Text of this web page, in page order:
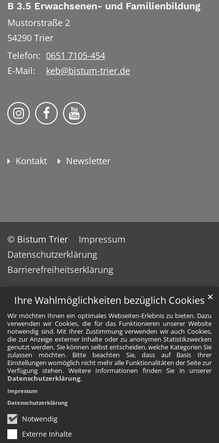
Ihre Wahlmöglichkeiten bezüglich Cookies
Wir möchten Ihnen ein optimales Webseiten-Erlebnis zu bieten. Dazu
verwenden wir Cookies, die für das Funktionieren unserer Website
notwendig sind. Mit Ihrer Zustimmung verwenden wir auch Cookies,
die zur Anzeige externer Inhalte oder zu anonymen Statistikzwecken
genutzt werden. Sie können selbst entscheiden, welche Kategorien Sie
zulassen möchten. Bitte beachten Sie, dass auf Basis Ihrer
Einstellungen womöglich nicht mehr alle Funktionalitäten der Seite zur
Verfügung stehen. Weitere Informationen finden Sie in unserer
Datenschutzerklärung.
Notwendig
Externe Inhalte
✕
Impressum
Datenschutzerklärung
B 3.5 Erwachsenen- und Familienbildung
Mustorstraße 2
54290 Trier
Telefon: 0651 7105-454
E-Mail:
keb@bistum-trier.de
KEB Bildung Leben auf Instagram
KEB Bildung Leben auf Facebook
KEB Bildung Leben auf
Kontakt Newsletter
© Bistum Trier
Impressum
Datenschutzerklärung
Barrierefreiheitserklärung